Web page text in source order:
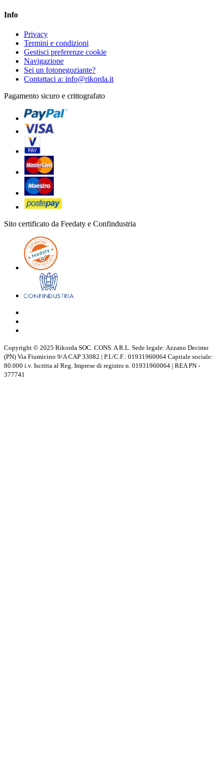
Info
Privacy
Termini e condizioni
Gestisci preferenze cookie
Navigazione
Sei un fotonegoziante?
Contattaci a: info@rikorda.it
Pagamento sicuro e crittografato
Sito certificato da Feedaty e Confindustria
Copyright © 2025 Rikorda SOC. CONS. A R.L. Sede legale: Azzano Decimo
(PN) Via Fiumicino 9/A CAP 33082 | P.I./C.F.: 01931960064 Capitale sociale:
80.000 i.v. Iscritta al Reg. Imprese di registro n. 01931960064 | REA PN -
377741